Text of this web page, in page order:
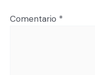
Comentario *